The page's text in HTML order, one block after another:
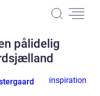
pålidelig
inspiration